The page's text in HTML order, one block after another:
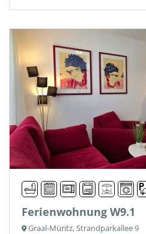
Ferienwohnung W9.1
Graal-Müritz, Strandparkallee 9